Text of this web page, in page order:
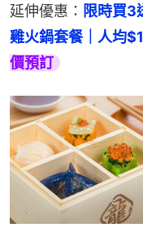
延伸優惠： 限時買3
雞火鍋套餐｜人均
價預訂